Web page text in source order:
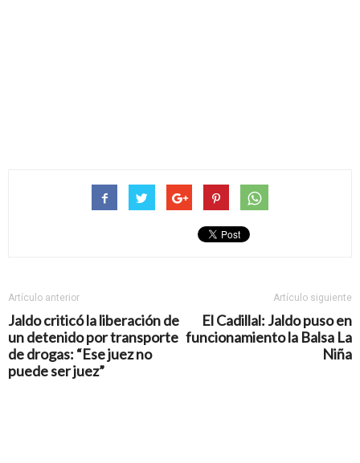
Artículo anterior
Jaldo criticó la liberación de
un detenido por transporte
de drogas: “Ese juez no
puede ser juez”
Artículo siguiente
El Cadillal: Jaldo puso en
funcionamiento la Balsa La
Niña